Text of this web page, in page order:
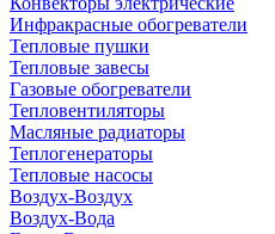
Инфракрасные обогреватели
Тепловые пушки
Тепловые завесы
Газовые обогреватели
Тепловентиляторы
Масляные радиаторы
Теплогенераторы
Тепловые насосы
Воздух-Воздух
Воздух-Вода